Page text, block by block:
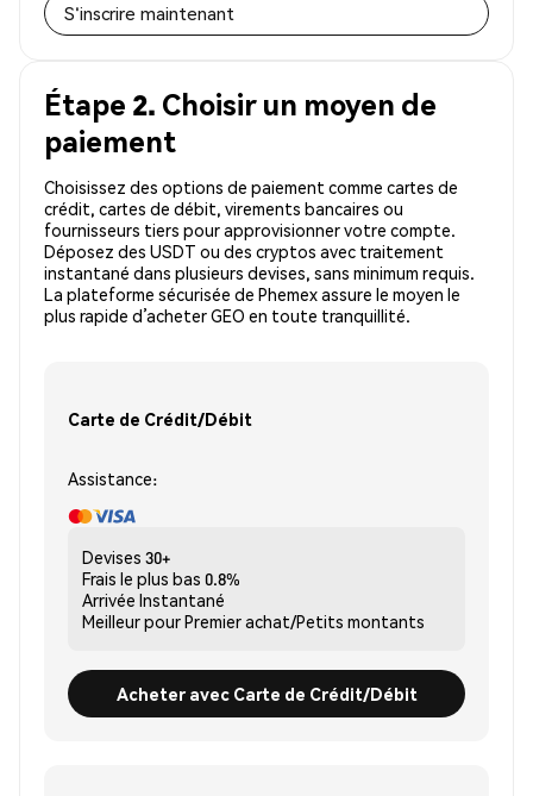
S'inscrire maintenant
Étape 2. Choisir un moyen de
paiement
Choisissez des options de paiement comme cartes de
crédit, cartes de débit, virements bancaires ou
fournisseurs tiers pour approvisionner votre compte.
Déposez des USDT ou des cryptos avec traitement
instantané dans plusieurs devises, sans minimum requis.
La plateforme sécurisée de Phemex assure le moyen le
plus rapide d’acheter GEO en toute tranquillité.
Carte de Crédit/Débit
Assistance:
Devises 30+
Frais le plus bas 0.8%
Arrivée Instantané
Meilleur pourPremier achat/Petits montants
Acheter avec Carte de Crédit/Débit